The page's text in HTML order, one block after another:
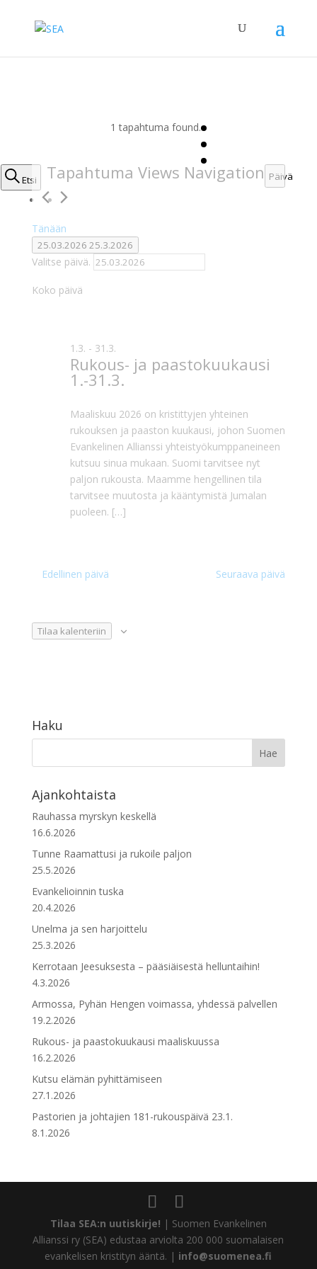
1 tapahtuma found.
Tapahtumat
for
Etsi Tapahtuma Views Navigation Päivä
Tänään
25.03.2026 25.3.2026
Valitse päivä.
Koko päivä
Rukous- ja paastokuukausi
1.-31.3.
1.3. - 31.3.
Maaliskuu 2026 on kristittyjen yhteinen
rukouksen ja paaston kuukausi, johon Suomen
Evankelinen Allianssi yhteistyökumppaneineen
kutsuu sinua mukaan. Suomi tarvitsee nyt
paljon rukousta. Maamme hengellinen tila
tarvitsee muutosta ja kääntymistä Jumalan
puoleen. […]
Edellinen päivä Seuraava päivä
Tilaa kalenteriin
Haku
Ajankohtaista
Rauhassa myrskyn keskellä
16.6.2026
Tunne Raamattusi ja rukoile paljon
25.5.2026
Evankelioinnin tuska
20.4.2026
Unelma ja sen harjoittelu
25.3.2026
Kerrotaan Jeesuksesta – pääsiäisestä helluntaihin!
4.3.2026
Armossa, Pyhän Hengen voimassa, yhdessä palvellen
19.2.2026
Rukous- ja paastokuukausi maaliskuussa
16.2.2026
Kutsu elämän pyhittämiseen
27.1.2026
Pastorien ja johtajien 181-rukouspäivä 23.1.
8.1.2026
Tilaa SEA:n uutiskirje! | Suomen Evankelinen
Allianssi ry (SEA) edustaa arviolta 200 000 suomalaisen
evankelisen kristityn ääntä. | info@suomenea.fi